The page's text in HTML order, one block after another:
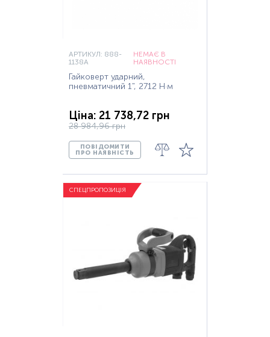
АРТИКУЛ: 888-
1138A
НЕМАЄ В
НАЯВНОСТІ
Гайковерт ударний,
пневматичний 1", 2712 Н·м
Ціна: 21 738,72 грн
28 984,96 грн
ПОВІДОМИТИ
ПРО НАЯВНІСТЬ
СПЕЦПРОПОЗИЦІЯ